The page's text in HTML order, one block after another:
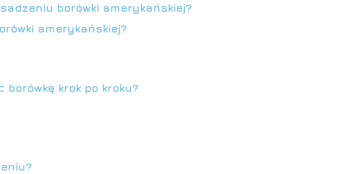
borówki amerykańskiej?
amerykańskiej?
krok po kroku?